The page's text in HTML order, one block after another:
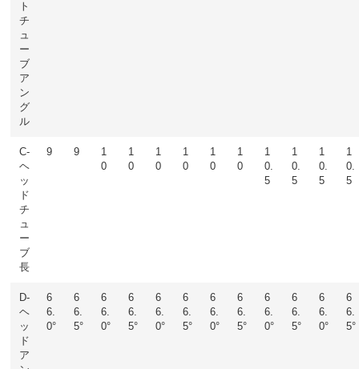
ト
チ
ュ
ー
ブ
ア
ン
グ
ル
C-
ヘ
ッ
ド
チ
ュ
ー
ブ
長
9 9
1
0
1
0
1
0
1
0
1
0
1
0
1
0.
5
1
0.
5
1
0.
5
1
0.
5
D-
ヘ
ッ
ド
ア
6
6.
0°
6
6.
5°
6
6.
0°
6
6.
5°
6
6.
0°
6
6.
5°
6
6.
0°
6
6.
5°
6
6.
0°
6
6.
5°
6
6.
0°
6
6.
5°